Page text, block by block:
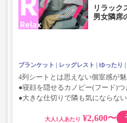
リラック
男女隣席
ブランケット レッグレスト ゆったり
4列シートとは思えない個室感が
●寝顔を隠せるカノピー(フード)つ
●大きな仕切りで隣も気にならない
大人 ¥2,600〜